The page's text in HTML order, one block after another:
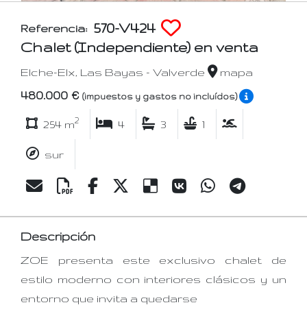
Referencia: 570-V424
Chalet (Independiente) en venta
Elche-Elx, Las Bayas - Valverde mapa
480.000 € (impuestos y gastos no incluídos)
254 m2 4 3 1
sur
Descripción
ZOE presenta este exclusivo chalet de
estilo moderno con interiores clásicos y un
entorno que invita a quedarse